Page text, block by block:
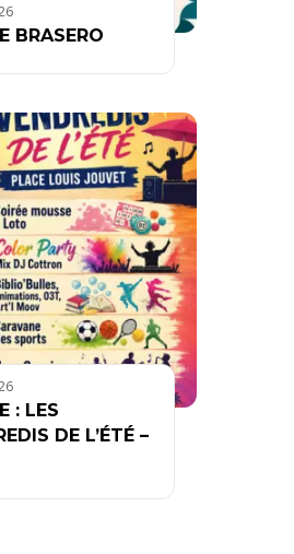
BRASERO
: LES
DE L’ÉTÉ –